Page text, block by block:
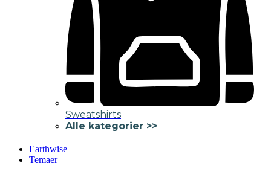
Sweatshirts
Alle kategorier >>
Earthwise
Temaer